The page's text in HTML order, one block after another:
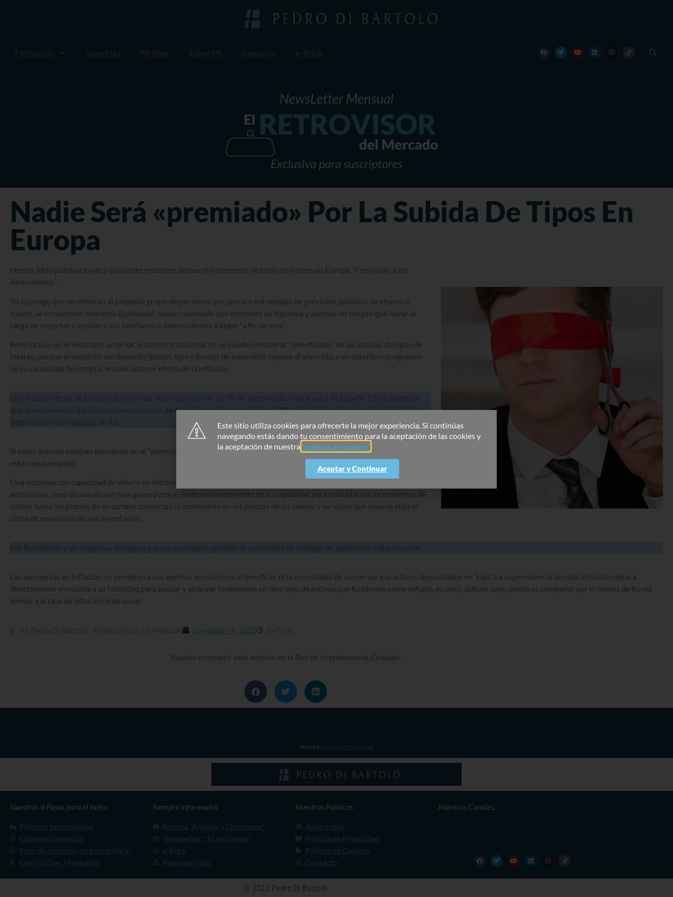
Nadie Será «premiado» Por La Subida De Tipos En
Europa
Hemos leído publicaciones y opiniones recientes de que el incremento de tipos de interés en Europa “Premiaran a los
Ahorradores”.
Yo supongo que se referirán al pequeño grupo de personas que, por sus estrategias de previsión, políticas de ahorro o
suerte, se encuentren retirados (jubilados), hayan cancelado por completo su hipoteca y además no tengan que llevar la
carga de soportar o ayudar a sus familiares o descendientes a llegar “a fin de mes”.
Pero incluso en el escenario anterior, el ahorro tradicional no se puede considerar “beneficiado” de las subidas de tipos de
interés, porque el requisito del depósito (plazos fijos o fondos de inversión) expone al ahorrista a un deterioro progresivo
de su capacidad de compra, erosionada por efecto de la inflación.
La Inflación oficial de Europa cierra el mes de octubre con el 10,7% de incremento interanual;( en España 7,3%), mientras
que el rendimiento del ahorro con productos de riesgo moderado no alcanza el 2% anual, dejando una exposición al
deterioro en una relación de 4:1
Si estos autores estaban pensando en el “premio” para las empresas con caja superavitaria y sin Deuda, creo que también se
están equivocando.
Una empresa con capacidad de ahorro en efectivo tendrá como mínimo, esa misma exposición al deterioro del poder
adquisitivo, pero el caso es aún más grave porque (independientemente de su capacidad para trasladar los incrementos de
costos hacia los precios de su cartera comercial) el incremento en los precios de los bienes y servicios que insume aleja el
coste de reposición de sus inventarios.
Los Residentes y las empresas europeas parece que habían perdido la costumbre de trabajar en ambientes inflacionarios.
Las economías en inflación no permiten a sus agentes económicos el beneficio, ni la comodidad de conservar sus activos, depositados en “caja”. La supervivencia de cada individuo estará
directamente vinculada a su habilidad para buscar y alcanzar inversiones en otro tipo de activos que funcionen como refugio, es decir, activos cuyo precio se comporte por lo menos de forma
similar a la tasa de inflación interanual
(c) Pedro Di Bartolo - El Retrovisor del Mercado noviembre 4, 2022 3:45 pm
Puedes compartir este artículo en la Red de tu preferencia ¡Gracias!
Nuestra Política de Privacidad
Nuestros 4 Pasos para el éxito:
Píldoras Informativas
Objetivo Inversión
Foro de expertos en Inmobiliario
One to One. Mentoring
Siempre informados
Revista "Análisis y Opiniones"
Newsletter: "El retrovisor"
e-Brick
Mapa del sitio
Nuestras Políticas
Aviso Legal
Política de Privacidad
Política de Cookies
Contacto
Nuestros Canales:
© 2022 Pedro Di Bartolo
Este sitio utiliza cookies para ofrecerte la mejor experiencia. Si continúas
navegando estás dando tu consentimiento para la aceptación de las cookies y
la aceptación de nuestra “política de cookies”
Aceptar y Continuar